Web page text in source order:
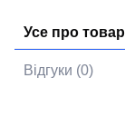
Усе про товар
Відгуки (0)